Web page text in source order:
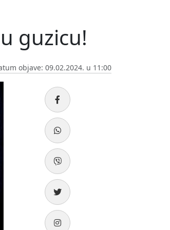
guzicu!
objave: 09.02.2024. u 11:00